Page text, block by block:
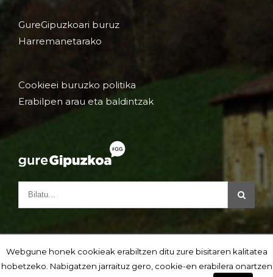
GureGipuzkoari buruz
Harremanetarako
Cookieei buruzko politika
Erabilpen arau eta baldintzak
Webgune honek cookieak erabiltzen ditu zure bisitaren kalitatea
hobetzeko. Nabigatzen jarraituz gero, cookie-en erabilera onartzen